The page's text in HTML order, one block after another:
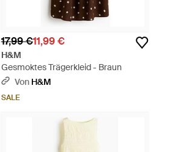
17,99 €11,99 €
H&M
Gesmoktes Trägerkleid - Braun
Von H&M
SALE